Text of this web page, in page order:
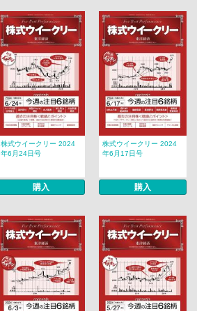
株式ウイークリー 2024
年6月24日号
購入
株式ウイークリー 2024
年6月17日号
購入